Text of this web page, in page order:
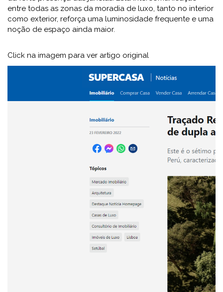
entre todas as zonas da moradia de luxo, tanto no interior
como exterior, reforça uma luminosidade frequente e uma
noção de espaço ainda maior.
Click na imagem para ver artigo original